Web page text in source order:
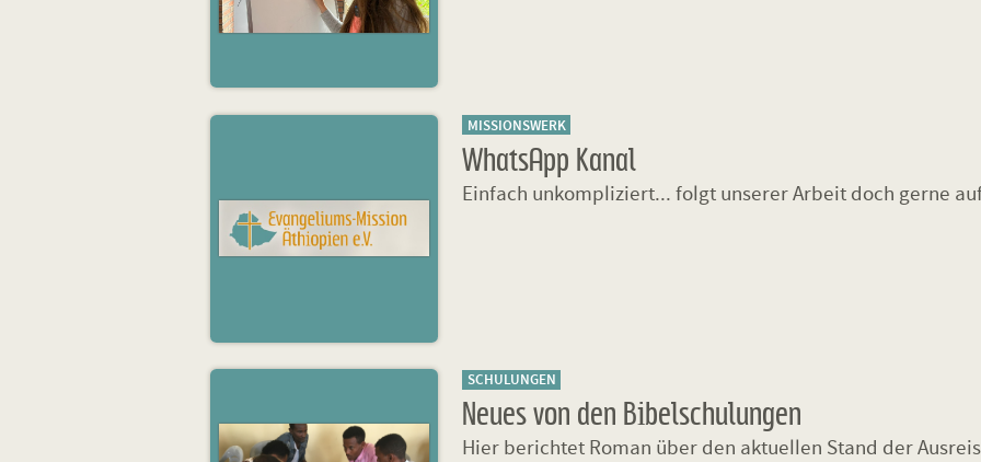
MISSIONSWERK
WhatsApp Kanal
Einfach unkompliziert... folgt unserer Arbeit doch gerne
SCHULUNGEN
Neues von den Bibelschulungen
Hier berichtet Roman über den aktuellen Stand der